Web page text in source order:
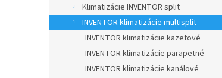
Klimatizácie INVENTOR split
INVENTOR klimatizácie multisplit
INVENTOR klimatizácie kazetové
INVENTOR klimatizácie parapetné
INVENTOR klimatizácie kanálové